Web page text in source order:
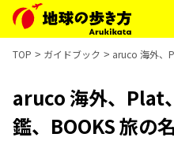
TOP ガイドブック aruco 海外、
aruco 海外、Plat
鑑、BOOKS 旅の